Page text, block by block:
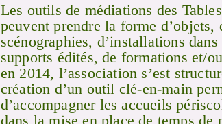
Les outils de médiations des
peuvent prendre la forme d’objets,
scénographies, d’installations
supports édités, de formations et/
en 2014, l’association s’est
création d’un outil clé-en-main
d’accompagner les accueils
dans la mise en place de temps de